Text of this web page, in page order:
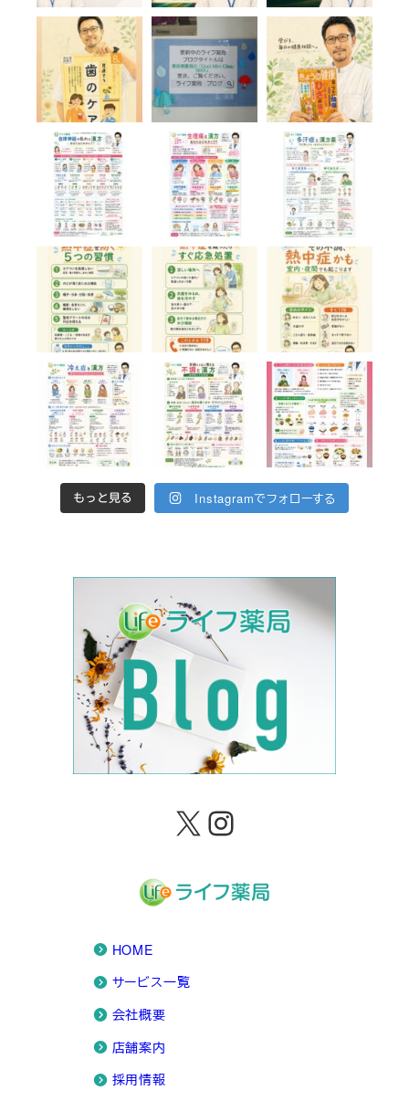
もっと見る Instagramでフォローする
X Instagram
HOME
サービス一覧
会社概要
店舗案内
採用情報